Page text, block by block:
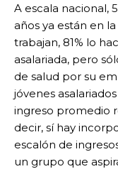
A escala nacional,
años ya están en
trabajan, 81% lo
asalariada, pero
de salud por su
jóvenes
ingreso promedio
decir, sí hay
escalón de
un grupo que